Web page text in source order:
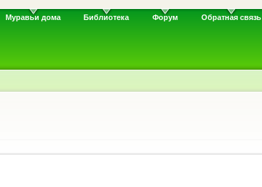
Муравьи дома Библиотека Форум Обратная связь